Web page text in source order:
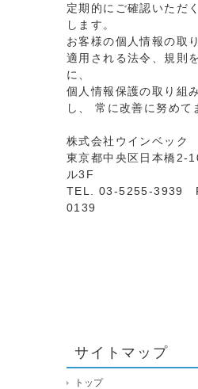
定期的にご確認いただ
します。
お客様の個人情報の取
適用される法令、規則
に、
個人情報保護の取り組
し、 常に改善に努めて
株式会社ウインベック
東京都中央区日本橋
ル3F
TEL. 03-5255-3939
0139
サイトマップ
トップ